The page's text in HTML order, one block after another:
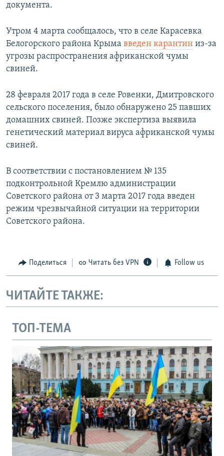
документа.
Утром 4 марта сообщалось, что в селе Карасевка
Белогорского района Крыма введен карантин из-за
угрозы распространения африканской чумы
свиней.
28 февраля 2017 года в селе Ровенки, Дмитровского
сельского поселения, было обнаружено 25 павших
домашних свиней. Позже экспертиза выявила
генетический материал вируса африканской чумы
свиней.
В соответствии с постановлением № 135
подконтрольной Кремлю администрации
Советского района от 3 марта 2017 года введен
режим чрезвычайной ситуации на территории
Советского района.
Поделиться Читать без VPN Follow us
ЧИТАЙТЕ ТАКЖЕ:
ТОП-ТЕМА